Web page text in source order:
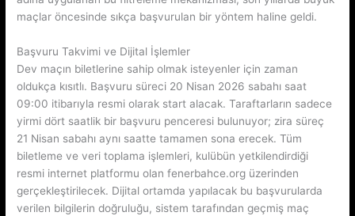
maçlar öncesinde sıkça başvurulan bir yöntem haline geldi.
Başvuru Takvimi ve Dijital İşlemler
Dev maçın biletlerine sahip olmak isteyenler için zaman
oldukça kısıtlı. Başvuru süreci 20 Nisan 2026 sabahı saat
09:00 itibarıyla resmi olarak start alacak. Taraftarların sadece
yirmi dört saatlik bir başvuru penceresi bulunuyor; zira süreç
21 Nisan sabahı aynı saatte tamamen sona erecek. Tüm
biletleme ve veri toplama işlemleri, kulübün yetkilendirdiği
resmi internet platformu olan fenerbahce.org üzerinden
gerçekleştirilecek. Dijital ortamda yapılacak bu başvurularda
verilen bilgilerin doğruluğu, sistem tarafından geçmiş maç